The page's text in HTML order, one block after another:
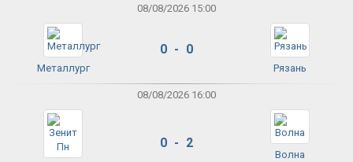
08/08/2026 15:00
Металлург
0 - 0
Рязань
08/08/2026 16:00
0 - 2
Волна